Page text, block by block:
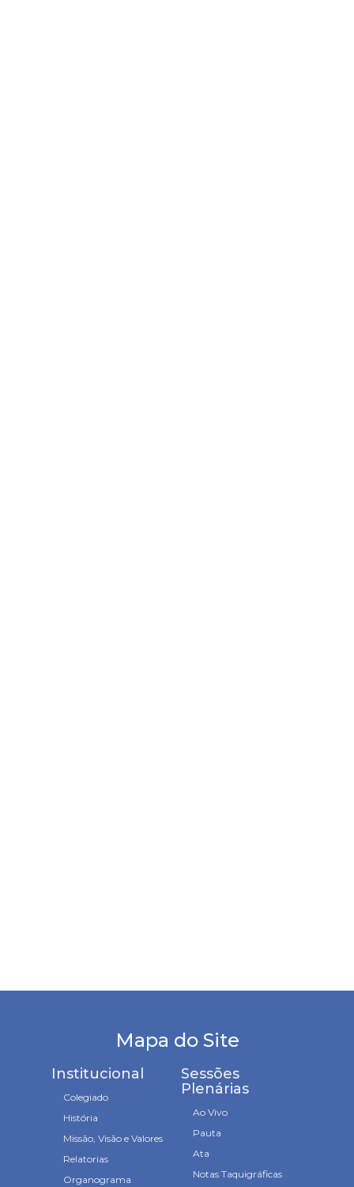
Mapa do Site
Institucional
Colegiado
História
Missão, Visão e Valores
Relatorias
Organograma
Sessões
Plenárias
Ao Vivo
Pauta
Ata
Notas Taquigráficas